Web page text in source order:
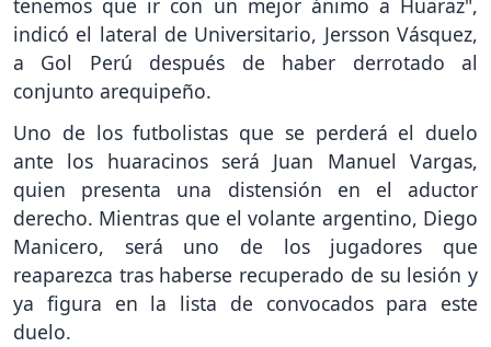
indicó el lateral de Universitario, Jersson Vásquez,
a Gol Perú después de haber derrotado al
conjunto arequipeño.
Uno de los futbolistas que se perderá el duelo
ante los huaracinos será Juan Manuel Vargas,
quien presenta una distensión en el aductor
derecho. Mientras que el volante argentino, Diego
Manicero, será uno de los jugadores que
reaparezca tras haberse recuperado de su lesión y
ya figura en la lista de convocados para este
duelo.